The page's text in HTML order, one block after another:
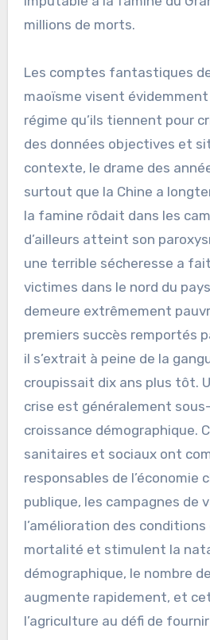
millions de morts.
Les comptes fantastiques
maoïsme visent
régime qu’ils tiennent pour
des données objectives et
contexte, le drame des
surtout que la Chine a
la famine rôdait dans les
d’ailleurs atteint son
une terrible sécheresse a
victimes dans le nord du
demeure extrêmement
premiers succès remportés
il s’extrait à peine de la
croupissait dix ans plus tôt.
crise est généralement
croissance démographique.
sanitaires et sociaux ont
responsables de l’économie
publique, les campagnes de
l’amélioration des
mortalité et stimulent la
démographique, le nombre
augmente rapidement, et
l’agriculture au défi de